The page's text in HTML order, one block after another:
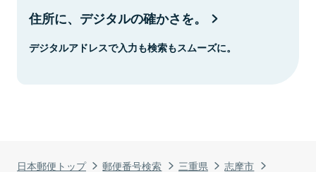
日本郵便トップ 郵便番号検索 三重県
志摩市
住所に、デジタルの確かさを。
デジタルアドレスで入力も検索もスムーズに。